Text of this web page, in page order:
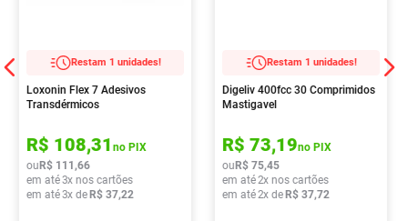
Restam 1 unidades!
Loxonin Flex 7 Adesivos
Transdérmicos
R$ 108,31 no PIX
ou R$ 111 ,66
em até3x nos cartões
em até3x de R$ 37,22
Restam 1 unidades!
Digeliv 400fcc 30 Comprimidos
Mastigavel
R$ 73,19no PIX
ou R$ 75,45
em até2x nos cartões
em até2x de R$ 37,72